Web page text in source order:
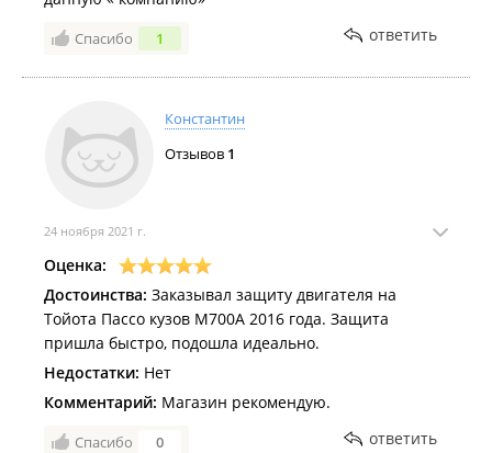
Спасибо 1 ответить
Константин
Отзывов 1
24 ноября 2021 г.
Оценка:
Достоинства: Заказывал защиту двигателя на
Тойота Пассо кузов М700А 2016 года. Защита
пришла быстро, подошла идеально.
Недостатки: Нет
Комментарий: Магазин рекомендую.
Спасибо 0 ответить